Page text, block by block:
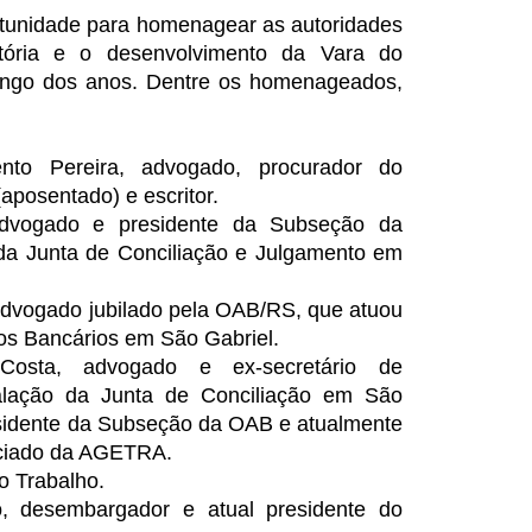
para homenagear as autoridades
e o desenvolvimento da Vara do
dos anos. Dentre os homenageados,
Pereira, advogado, procurador do
e escritor.
e presidente da Subseção da
Junta de Conciliação e Julgamento em
jubilado pela OAB/RS, que atuou
Bancários em São Gabriel.
advogado e ex-secretário de
da Junta de Conciliação em São
da Subseção da OAB e atualmente
da AGETRA.
Trabalho.
desembargador e atual presidente do